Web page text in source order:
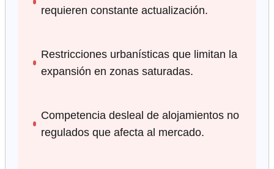
requieren constante actualización.
Restricciones urbanísticas que limitan la
expansión en zonas saturadas.
Competencia desleal de alojamientos no
regulados que afecta al mercado.